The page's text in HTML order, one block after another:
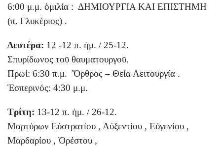
6:00 μ.μ. ὁμιλία : ΔΗΜΙΟΥΡΓΙΑ ΚΑΙ ΕΠΙΣΤΗΜΗ
(π. Γλυκέριος) .
Δευτέρα: 12 -12 π. ἡμ. / 25-12.
Σπυρίδωνος τοῡ θαυματουργοῡ.
Πρωί: 6:30 π.μ. Ὄρθρος – Θεία Λειτουργία .
Ἑσπερινός: 4:30 μ.μ.
Τρίτη: 13-12 π. ἡμ. / 26-12.
Μαρτύρων Εὐστρατίου , Αὐξεντίου , Εὐγενίου ,
Μαρδαρίου , Ὀρέστου ,